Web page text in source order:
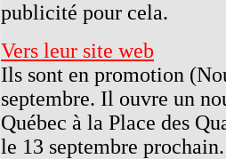
publicité pour cela.
Vers leur site web
Ils sont en promotion
septembre. Il ouvre un
Québec à la Place des
le 13 septembre prochain.